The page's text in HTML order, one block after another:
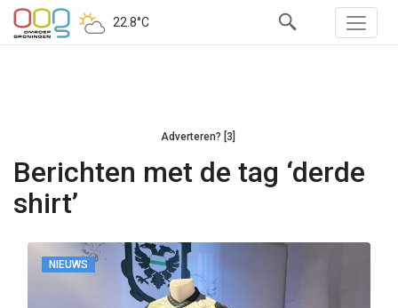
22.8°C
Adverteren? [3]
Berichten met de tag ‘derde
shirt’
NIEUWS